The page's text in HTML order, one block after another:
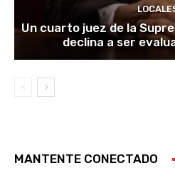
Un cuarto juez de la
declina a ser
MANTENTE CONECTADO